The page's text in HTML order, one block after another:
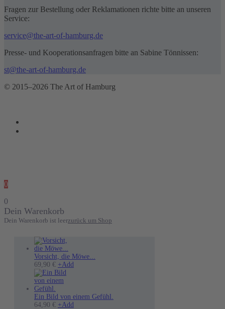
Fragen zur Bestellung oder Reklamationen richte bitte an unseren
Service:
service@the-art-of-hamburg.de
Presse- und Kooperationsanfragen bitte an Sabine Tönnissen:
st@the-art-of-hamburg.de
© 2015–2026 The Art of Hamburg
0
0
Dein Warenkorb
Dein Warenkorb ist leerzurück um Shop
Vorsicht, die Möwe...
69,90 € +Add
Varianten
Ein Bild von einem Gefühl.
64,90 € +Add